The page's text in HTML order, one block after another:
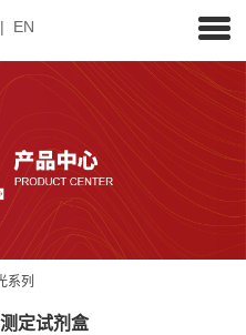
| EN
系列
定试剂盒